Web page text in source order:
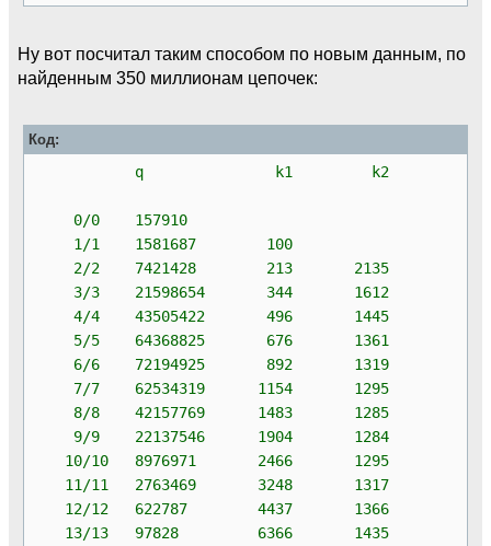
Ну вот посчитал таким способом по новым данным, по
найденным 350 миллионам цепочек:
Код:
q k1 k2
0/0 157910
1/1 1581687 100
2/2 7421428 213 2135
3/3 21598654 344 1612
4/4 43505422 496 1445
5/5 64368825 676 1361
6/6 72194925 892 1319
7/7 62534319 1154 1295
8/8 42157769 1483 1285
9/9 22137546 1904 1284
10/10 8976971 2466 1295
11/11 2763469 3248 1317
12/12 622787 4437 1366
13/13 97828 6366 1435